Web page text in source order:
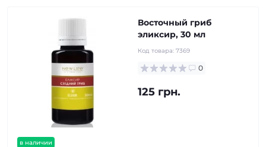
в наличии
Восточный гриб
эликсир, 30 мл
Код товара: 7369
0
125 грн.